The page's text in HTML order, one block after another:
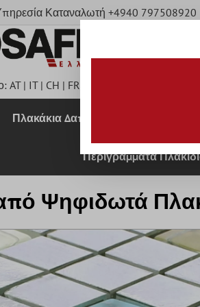
Καταναλωτή +4940 797508920
AT| IT| CH | FR
Πλακάκια Δαπέδου
Περιγράμματα
Ψηφιδωτά